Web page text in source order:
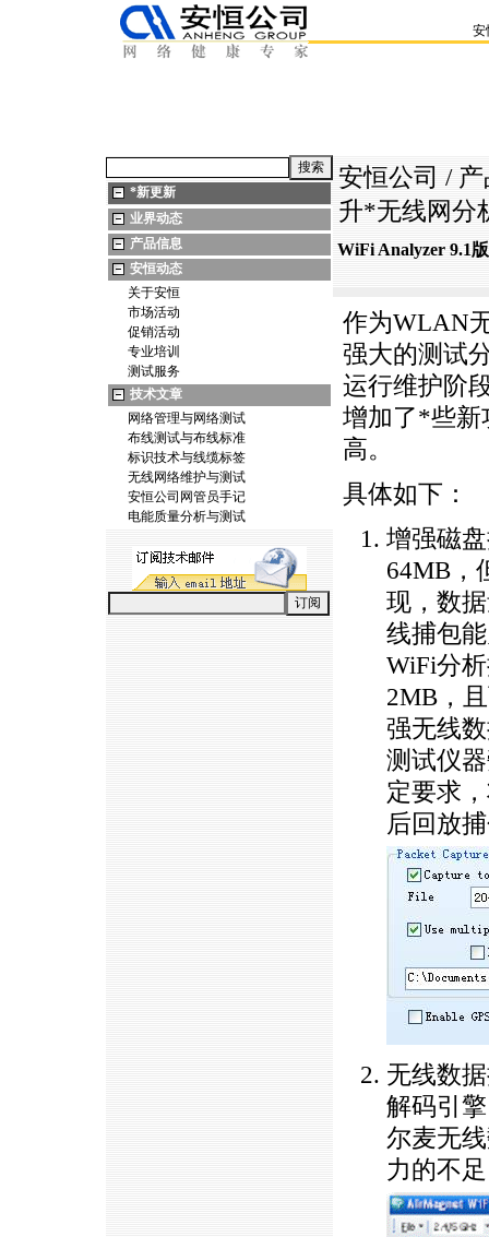
安
*新更新
业界动态
产品信息
安恒动态
关于安恒
市场活动
促销活动
专业培训
测试服务
技术文章
网络管理与网络测试
布线测试与布线标准
标识技术与线缆标签
无线网络维护与测试
安恒公司网管员手记
电能质量分析与测试
安恒公司 /
升*无线网分
WiFi Analyzer 9.1
作为WLAN
强大的测试
运行维护阶
增加了*些新
高。
具体如下：
增强磁
64MB，
现，数
线捕包
WiFi分
2MB，
强无线
测试仪
定要求
后回放
无线数
解码引
尔麦无
力的不